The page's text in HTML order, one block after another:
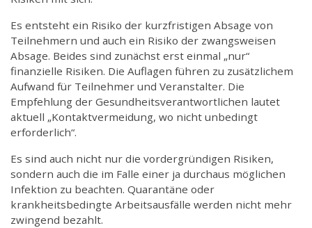
Es entsteht ein Risiko der kurzfristigen Absage von
Teilnehmern und auch ein Risiko der zwangsweisen
Absage. Beides sind zunächst erst einmal „nur“
finanzielle Risiken. Die Auflagen führen zu zusätzlichem
Aufwand für Teilnehmer und Veranstalter. Die
Empfehlung der Gesundheitsverantwortlichen lautet
aktuell „Kontaktvermeidung, wo nicht unbedingt
erforderlich“.
Es sind auch nicht nur die vordergründigen Risiken,
sondern auch die im Falle einer ja durchaus möglichen
Infektion zu beachten. Quarantäne oder
krankheitsbedingte Arbeitsausfälle werden nicht mehr
zwingend bezahlt.